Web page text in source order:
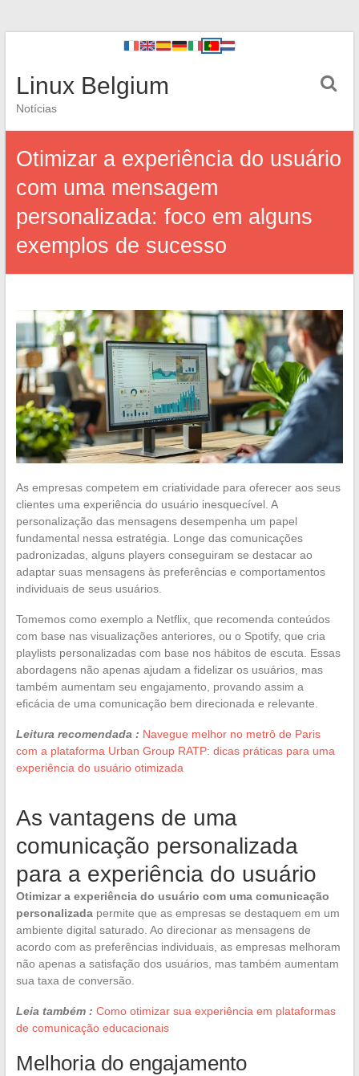
Linux Belgium
Notícias
Otimizar a experiência do usuário
com uma mensagem
personalizada: foco em alguns
exemplos de sucesso
As empresas competem em criatividade para oferecer aos seus
clientes uma experiência do usuário inesquecível. A
personalização das mensagens desempenha um papel
fundamental nessa estratégia. Longe das comunicações
padronizadas, alguns players conseguiram se destacar ao
adaptar suas mensagens às preferências e comportamentos
individuais de seus usuários.
Tomemos como exemplo a Netflix, que recomenda conteúdos
com base nas visualizações anteriores, ou o Spotify, que cria
playlists personalizadas com base nos hábitos de escuta. Essas
abordagens não apenas ajudam a fidelizar os usuários, mas
também aumentam seu engajamento, provando assim a
eficácia de uma comunicação bem direcionada e relevante.
Leitura recomendada : Navegue melhor no metrô de Paris
com a plataforma Urban Group RATP: dicas práticas para uma
experiência do usuário otimizada
As vantagens de uma
comunicação personalizada
para a experiência do usuário
Otimizar a experiência do usuário com uma comunicação
personalizadapermite que as empresas se destaquem em um
ambiente digital saturado. Ao direcionar as mensagens de
acordo com as preferências individuais, as empresas melhoram
não apenas a satisfação dos usuários, mas também aumentam
sua taxa de conversão.
Leia também : Como otimizar sua experiência em plataformas
de comunicação educacionais
Melhoria do engajamento